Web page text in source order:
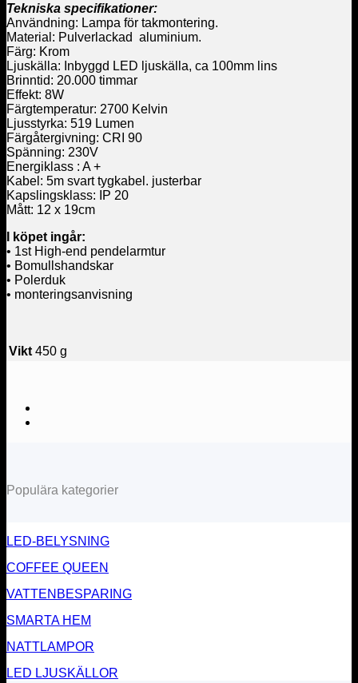
Tekniska specifikationer:
Användning: Lampa för takmontering.
Material: Pulverlackad aluminium.
Färg: Krom
Ljuskälla: Inbyggd LED ljuskälla, ca 100mm lins
Brinntid: 20.000 timmar
Effekt: 8W
Färgtemperatur: 2700 Kelvin
Ljusstyrka: 519 Lumen
Färgåtergivning: CRI 90
Spänning: 230V
Energiklass : A +
Kabel: 5m svart tygkabel. justerbar
Kapslingsklass: IP 20
Mått: 12 x 19cm
I köpet ingår:
• 1st High-end pendelarmtur
• Bomullshandskar
• Polerduk
• monteringsanvisning
Vikt 450 g
Populära kategorier
LED-BELYSNING
COFFEE QUEEN
VATTENBESPARING
SMARTA HEM
NATTLAMPOR
LED LJUSKÄLLOR